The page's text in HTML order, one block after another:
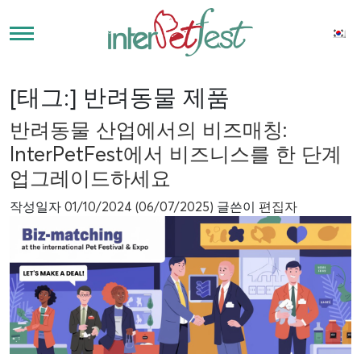
[태그:] 반려동물 제품
반려동물 산업에서의 비즈매칭:
InterPetFest에서 비즈니스를 한 단계
업그레이드하세요
작성일자 01/10/2024 (06/07/2025) 글쓴이 편집자